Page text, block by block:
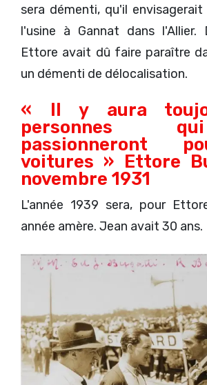
sera démenti, qu'il
l'usine à Gannat dans l'Allier.
Ettore avait dû faire paraître
un démenti de délocalisation.
« Il y aura
personnes
passionneront
voitures » Ettore
novembre 1931
L'année 1939 sera, pour
année amère. Jean avait 30 ans.